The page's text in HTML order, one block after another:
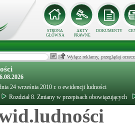
STRONA
GŁÓWNA
AKTY
PRAWNE
DOKUMENTY
Wyłącz reklamy, przeglądaj
24 września 2010 r. o ewidencji ludności
Rozdział 8. Zmiany w przepisach obowiązujących